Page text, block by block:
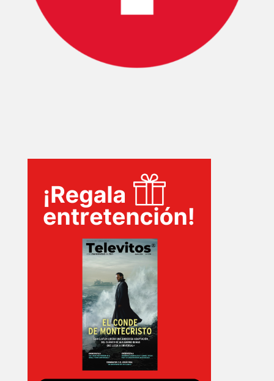
SERIES
TECNOVITOS
EVENTOS